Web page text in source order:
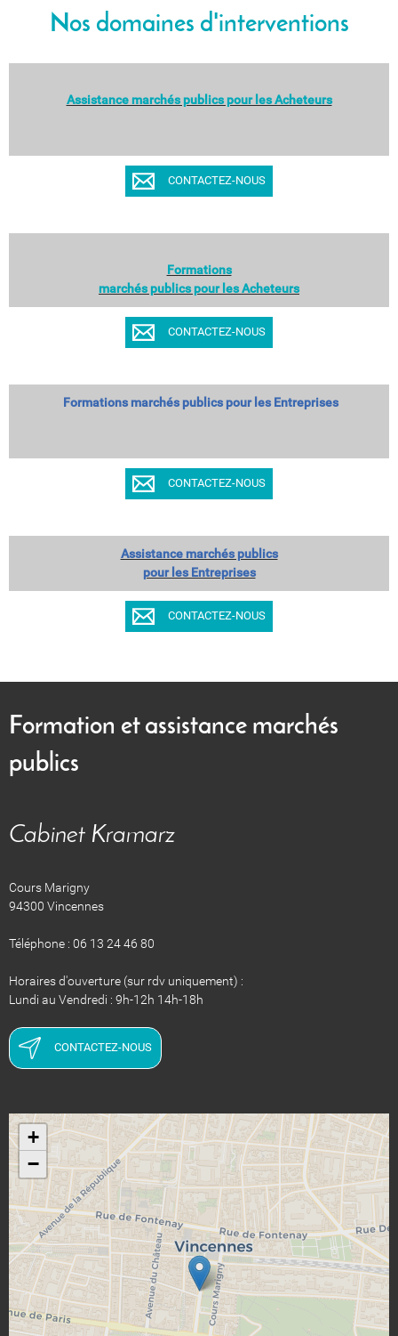
Nos domaines d'interventions
Assistance marchés publics pour les Acheteurs
CONTACTEZ-NOUS
​​​​​​​Formations
marchés publics pour les Acheteurs
CONTACTEZ-NOUS
Formations marchés publics pour les Entreprises
CONTACTEZ-NOUS
Assistance marchés publics
pour les Entreprises
CONTACTEZ-NOUS
Formation et assistance marchés
publics
Cabinet Kramarz
Cours Marigny
94300 Vincennes
Téléphone : 06 13 24 46 80
Horaires d'ouverture (sur rdv uniquement) :
Lundi au Vendredi : 9h-12h 14h-18h
CONTACTEZ-NOUS
+
−